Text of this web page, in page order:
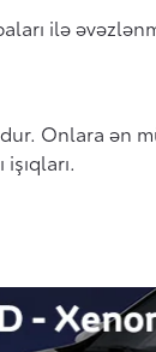
ilə
Onlara ən